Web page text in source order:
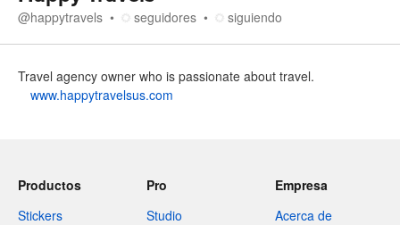
@happytravels seguidores siguiendo
Travel agency owner who is passionate about travel.
www.happytravelsus.com
Productos
Stickers
Pro
Studio
Empresa
Acerca de